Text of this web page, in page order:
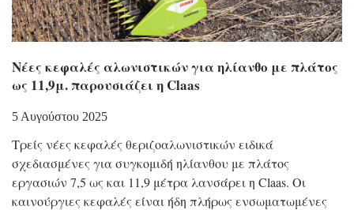
Νέες κεφαλές αλωνιστικών για ηλίανθο με πλάτος
ως 11,9μ. παρουσιάζει η Claas
5 Αυγούστου 2025
Τρείς νέες κεφαλές θεριζοαλωνιστικών ειδικά
σχεδιασμένες για συγκομιδή ηλίανθου με πλάτος
εργασιών 7,5 ως και 11,9 μέτρα λανσάρει η Claas. Οι
καινούργιες κεφαλές είναι ήδη πλήρως ενσωματωμένες